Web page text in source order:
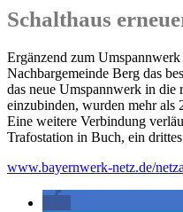
Schalthaus
Ergänzend zum
Nachbargemeinde Berg das
das neue Umspannwerk in
einzubinden, wurden mehr als
Eine weitere Verbindung
Trafostation in Buch, ein
www.bayernwerk-netz.de/